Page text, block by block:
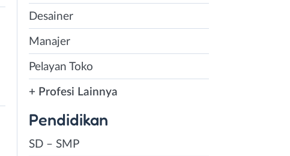
Desainer
Manajer
Pelayan Toko
+ Profesi Lainnya
Pendidikan
SD – SMP